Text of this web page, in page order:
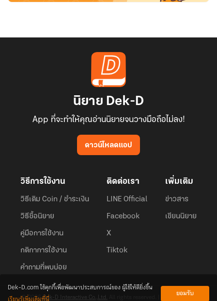
นิยาย Dek-D
App ที่จะทำให้คุณอ่านนิยายจนวางมือถือไม่ลง!
ดาวน์โหลดแอป
วิธีการใช้งาน
วิธีเติม Coin / ชำระเงิน
วิธีซื้อนิยาย
คู่มือการใช้งาน
กติกาการใช้งาน
คำถามที่พบบ่อย
ติดต่อเรา
LINE Official
Facebook
X
Tiktok
เพิ่มเติม
ข่าวสาร
เขียนนิยาย
© 2026Dek-D Interactive Co.,Ltd.
Dek-D.com ใช้คุกกี้เพื่อพัฒนาประสบการณ์ของ ผู้ใช้ให้ดียิ่งขึ้น
ยอมรับ